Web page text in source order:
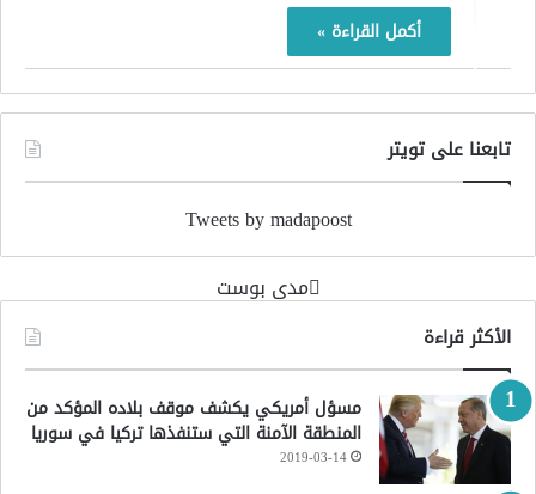
أكمل القراءة »
تابعنا على تويتر
Tweets by madapoost
‏مدى بوست‏
الأكثر قراءة
مسؤل أمريكي يكشف موقف بلاده المؤكد من
المنطقة الآمنة التي ستنفذها تركيا في سوريا
2019-03-14